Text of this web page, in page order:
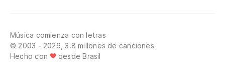
Música comienza con letras
© 2003 - 2026, 3.8 millones de canciones
Hecho con
desde Brasil